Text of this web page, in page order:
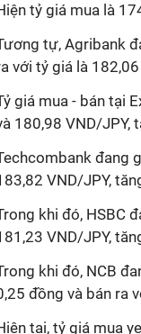
tỷ giá mua là
tự, Agribank
với tỷ giá là
giá mua - bán tại
180,98 VND/JPY,
đang
VND/JPY,
khi đó, HSBC
VND/JPY,
khi đó, NCB
đồng và bán ra
tại, tỷ giá mua